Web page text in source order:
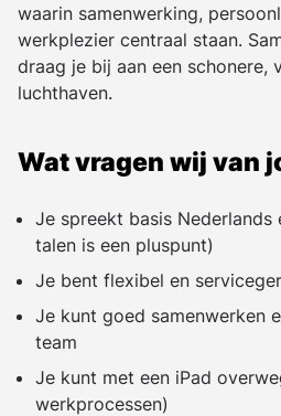
waarin samenwerking,
werkplezier centraal staan.
draag je bij aan een schonere,
luchthaven.
Wat vragen wij van
Je spreekt basis Nederlands
talen is een pluspunt)
Je bent flexibel en
Je kunt goed samenwerken
team
Je kunt met een iPad
werkprocessen)